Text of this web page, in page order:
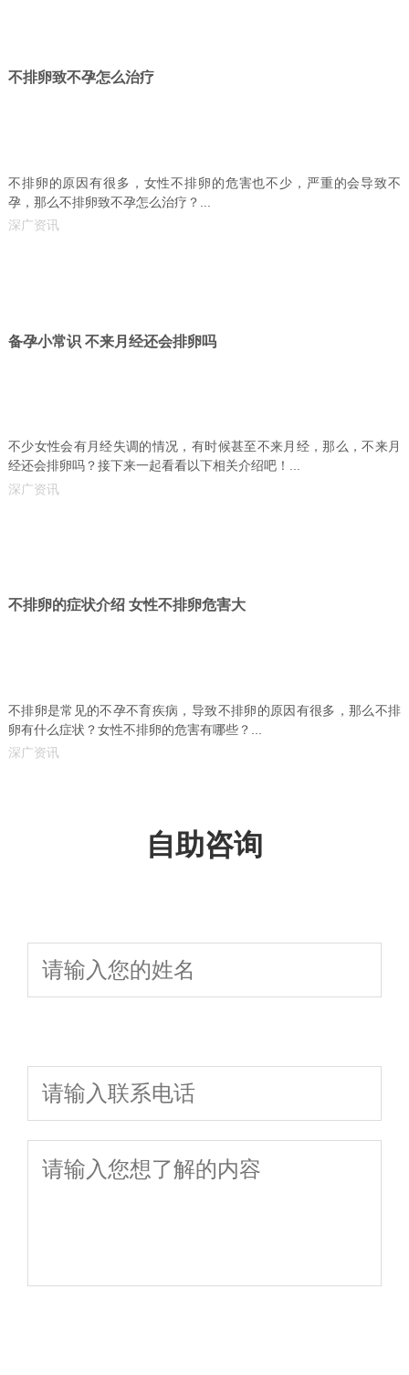
不排卵致不孕怎么治疗
不排卵的原因有很多，女性不排卵的危害也不少，严重的会导致不
孕，那么不排卵致不孕怎么治疗？...
深广资讯
备孕小常识 不来月经还会排卵吗
不少女性会有月经失调的情况，有时候甚至不来月经，那么，不来月
经还会排卵吗？接下来一起看看以下相关介绍吧！...
深广资讯
不排卵的症状介绍 女性不排卵危害大
不排卵是常见的不孕不育疾病，导致不排卵的原因有很多，那么不排
卵有什么症状？女性不排卵的危害有哪些？...
深广资讯
自助咨询